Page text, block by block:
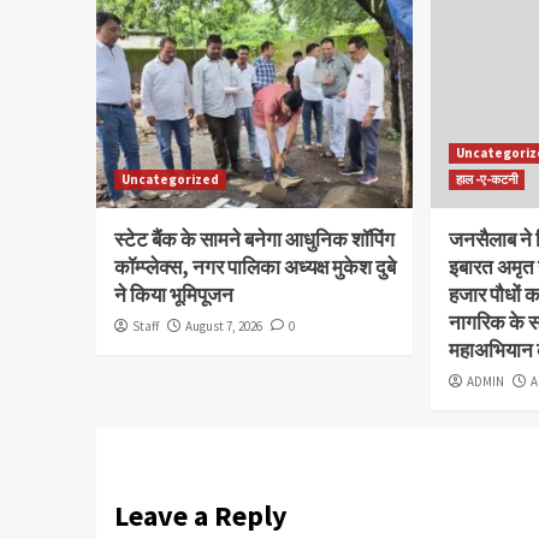
Uncategorized
स्टेट बैंक के सामने बनेगा आधुनिक शॉपिंग
कॉम्प्लेक्स, नगर पालिका अध्यक्ष मुकेश दुबे
ने किया भूमिपूजन
Staff August 7, 2026 0
हाल -ए-कटनी
जनसैलाब ने
इबारत अमृत
हजार पौधों
नागरिक के
ADMIN
Leave a Reply